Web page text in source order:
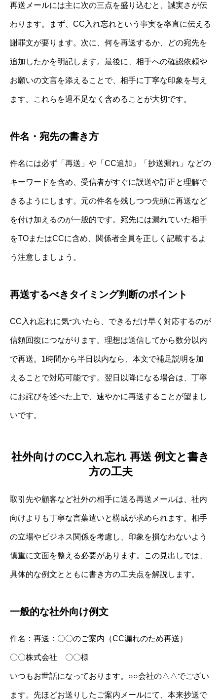
再送メールには主に次の三点を盛り込むと、誠実さが伝
わります。まず、CC入れ忘れという事実を率直に伝える
謝罪文が要ります。次に、何を再送するか、どの宛先を
追加したかを明記します。最後に、相手への確認依頼や
お願いの文言を添えることで、相手に丁寧な印象を与え
ます。これらを過不足なく含めることが大切です。
件名・宛先の書き方
件名には必ず「再送」や「CC追加」「抄送漏れ」などの
キーワードを含め、受信者がすぐに誤送や訂正と理解で
きるようにします。元の件名を残しつつ先頭に再送など
を付け加えるのが一般的です。宛先には漏れていた相手
をTOまたはCCに含め、関係者全員を正しく記載するよ
う注意しましょう。
再送するべきタイミング判断のポイント
CC入れ忘れに気づいたら、できるだけ早く対応するのが
信頼回復につながります。理想は送信してから数分以内
で再送。1時間から半日以内なら、本文で補足説明を加
えることで対応可能です。翌日以降になる場合は、丁寧
にお詫びを述べた上で、速やかに再送することが望まし
いです。
社外向けのCC入れ忘れ 再送 例文と書き
方の工夫
取引先や顧客など社外の相手に送る再送メールは、社内
向けよりも丁寧な言葉遣いと構成が求められます。相手
の立場やビジネス関係を考慮し、印象を損なわないよう
慎重に文面を整える必要があります。この見出しでは、
具体的な例文とともに書き方の工夫点を解説します。
一般的な社外向け例文
件名：再送：〇〇のご案内（CC漏れのため再送）
〇〇株式会社 〇〇様
いつもお世話になっております。○○会社の△△でござい
ます。先ほどお送りしたご案内メールにて、本来抄送で